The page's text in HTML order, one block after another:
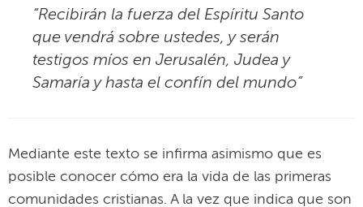
“Recibirán la fuerza del Espíritu Santo
que vendrá sobre ustedes, y serán
testigos míos en Jerusalén, Judea y
Samaría y hasta el confín del mundo”
Mediante este texto se infirma asimismo que es
posible conocer cómo era la vida de las primeras
comunidades cristianas. A la vez que indica que son